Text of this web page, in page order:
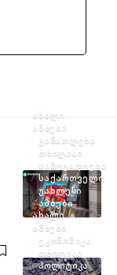
ᲐᲮᲐᲚᲘ
ᲐᲛᲑᲔᲑᲘ
ᲒᲐᲜᲐᲗᲚᲔᲑᲐ
ᲗᲑᲘᲚᲘᲡᲘ
ᲡᲐᲖᲝᲒᲐᲓᲝᲔᲑᲐ
ᲡᲐᲥᲐᲠᲗᲕᲔᲚᲝ
ᲣᲐᲮᲚᲔᲡᲘ
ᲐᲛᲑᲔᲑᲘ
ᲐᲮᲐᲚᲘ
ᲐᲛᲑᲔᲑᲘ
ᲔᲙᲝᲜᲝᲛᲘᲙᲐ
ᲗᲑᲘᲚᲘᲡᲘ
ᲞᲝᲚᲘᲢᲘᲙᲐ